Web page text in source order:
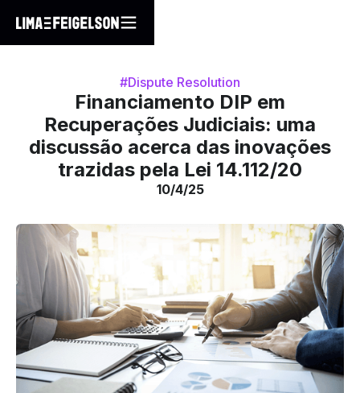
#Dispute Resolution
Financiamento DIP em
Recuperações Judiciais: uma
discussão acerca das inovações
trazidas pela Lei 14.112/20
10/4/25